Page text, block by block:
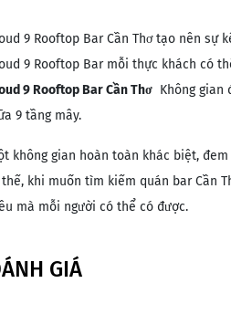
9 Rooftop Bar Cần Thơ tạo nên
9 Rooftop Bar mỗi thực khách có
9 Rooftop Bar Cần Thơ Không gian
9 tầng mây.
không gian hoàn toàn khác biệt,
thế, khi muốn tìm kiếm quán bar Cần
mà mỗi người có thể có được.
GIÁ